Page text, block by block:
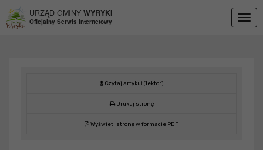
URZĄD GMINY WYRYKI
Oficjalny Serwis Internetowy
Czytaj artykuł (lektor)
Drukuj stronę
Wyświetl stronę w formacie PDF